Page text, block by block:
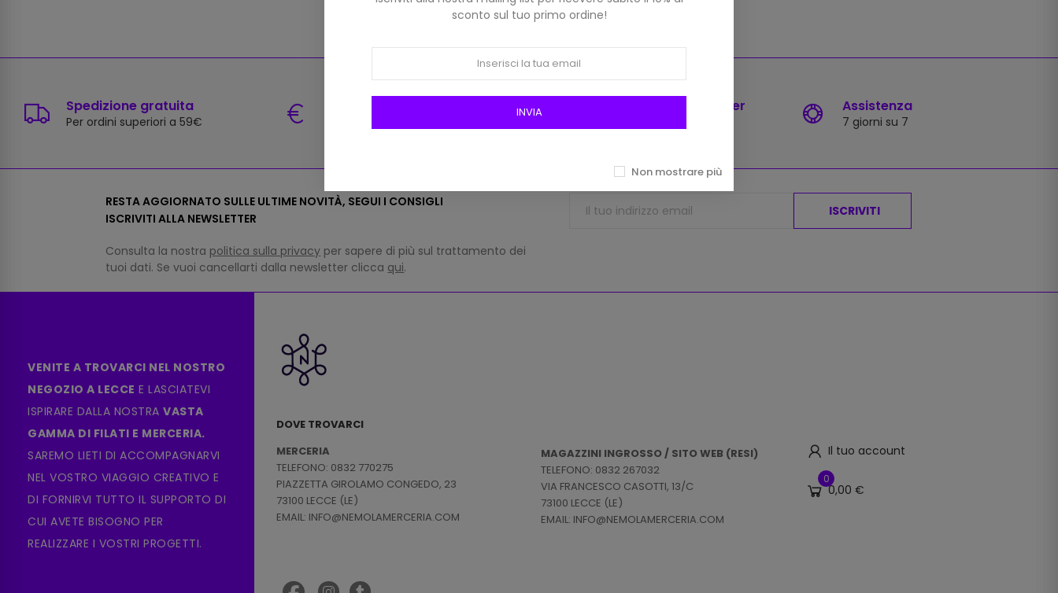
Spedizione gratuita
Per ordini superiori a 59€
Registrati alla newsletter Assistenza
7 giorni su 7
RESTA AGGIORNATO SULLE ULTIME NOVITÀ, SEGUI I CONSIGLI
ISCRIVITI ALLA NEWSLETTER
Consulta la nostra politica sulla privacy per sapere di più sul trattamento dei
tuoi dati. Se vuoi cancellarti dalla newsletter clicca qui.
ISCRIVITI
VENITE A TROVARCI NEL NOSTRO
NEGOZIO A LECCE E LASCIATEVI
ISPIRARE DALLA NOSTRA VASTA
GAMMA DI FILATI E MERCERIA.
SAREMO LIETI DI ACCOMPAGNARVI
NEL VOSTRO VIAGGIO CREATIVO E
DI FORNIRVI TUTTO IL SUPPORTO DI
CUI AVETE BISOGNO PER
REALIZZARE I VOSTRI PROGETTI.
DOVE TROVARCI
MERCERIA
TELEFONO: 0832 770275
PIAZZETTA GIROLAMO CONGEDO, 23
73100 LECCE (LE)
EMAIL: INFO@NEMOLAMERCERIA.COM
MAGAZZINI INGROSSO / SITO WEB (RESI)
TELEFONO: 0832 267032
VIA FRANCESCO CASOTTI, 13/C
73100 LECCE (LE)
EMAIL: INFO@NEMOLAMERCERIA.COM
Il tuo account
0
0,00 €
sconto sul tuo primo ordine!
INVIA
Non mostrare più